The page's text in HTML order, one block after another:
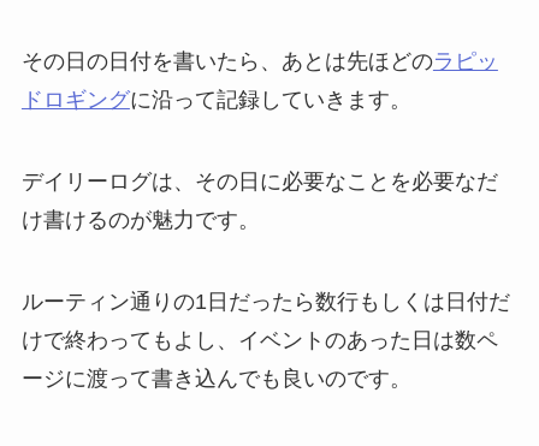
その日の日付を書いたら、あとは先ほどのラピッ
ドロギングに沿って記録していきます。
デイリーログは、その日に必要なことを必要なだ
け書けるのが魅力です。
ルーティン通りの1日だったら数行もしくは日付だ
けで終わってもよし、イベントのあった日は数ペ
ージに渡って書き込んでも良いのです。